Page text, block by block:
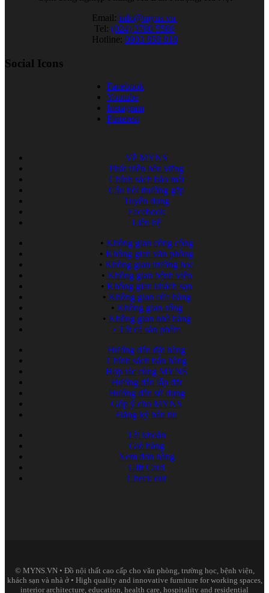
Email: info@myns.vn
Tel: (024) 3780 5588
Hotline: 0903 858 818
Social Icons
Facebook
Youtube
Instagram
Pinterest
Về MYNS
Phát triển bền vững
Chính sách bảo mật
Câu hỏi thường gặp
Tuyển dụng
Facebook
Liên hệ
• Không gian công cộng
• Không gian văn phòng
• Không gian trường học
• Không gian bệnh viện
• Không gian khách sạn
• Không gian cửa hàng
• Không gian sống
• Không gian nhà hàng
• Tất cả sản phẩm
Hướng dẫn đặt hàng
Chính sách bán hàng
Hợp tác cùng MYNS
Hướng dẫn lắp đặt
Hướng dẫn sử dụng
Góp ý cho MYNS
Đăng ký bản tin
Tài khoản
Giỏ hàng
Xem đơn hàng
Gift Card
Check out
© MYNS.VN • Đồ nội thất cao cấp cho văn phòng, trường học, bệnh viện,
khách sạn và nhà ở • High quality and innovative furniture for working spaces,
interior architecture, education, health care, hospitality and residential